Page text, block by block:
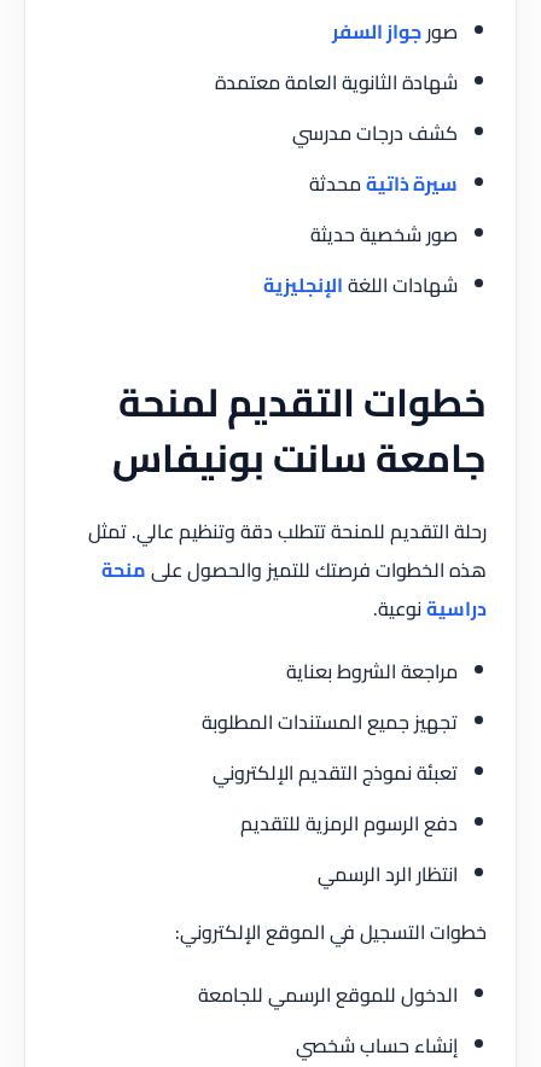
صورجواز السفر
شهادة الثانوية العامة معتمدة
كشف درجات مدرسي
سيرة ذاتيةمحدثة
صور شخصية حديثة
شهادات اللغةالإنجليزية
خطوات التقديم لمنحة
جامعة سانت بونيفاس
رحلة التقديم للمنحة تتطلب دقة وتنظيم عالي. تمثل
هذه الخطوات فرصتك للتميز والحصول علىمنحة
دراسيةنوعية.
مراجعة الشروط بعناية
تجهيز جميع المستندات المطلوبة
تعبئة نموذج التقديم الإلكتروني
دفع الرسوم الرمزية للتقديم
انتظار الرد الرسمي
خطوات التسجيل في الموقع الإلكتروني:
الدخول للموقع الرسمي للجامعة
إنشاء حساب شخصي